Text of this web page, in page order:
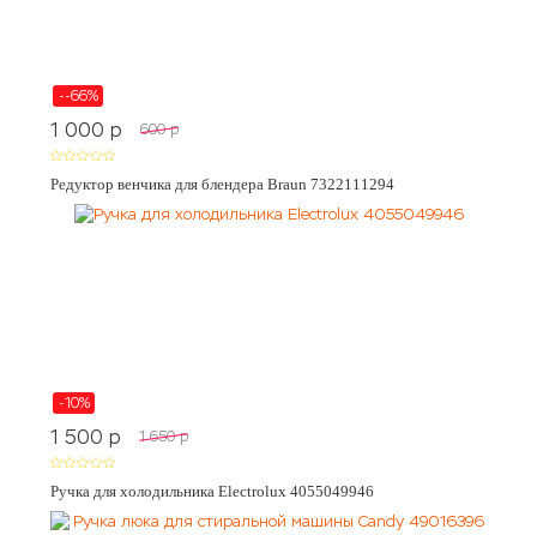
--66%
1 000 p 600 p
Редуктор венчика для блендера Braun 7322111294
-10%
1 500 p 1 650 p
Ручка для холодильника Electrolux 4055049946